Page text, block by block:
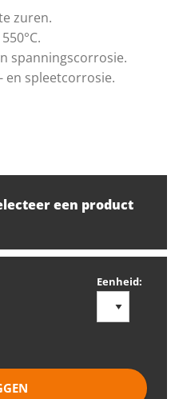
zuren.
spanningscorrosie.
en spleetcorrosie.
een product
Eenheid: